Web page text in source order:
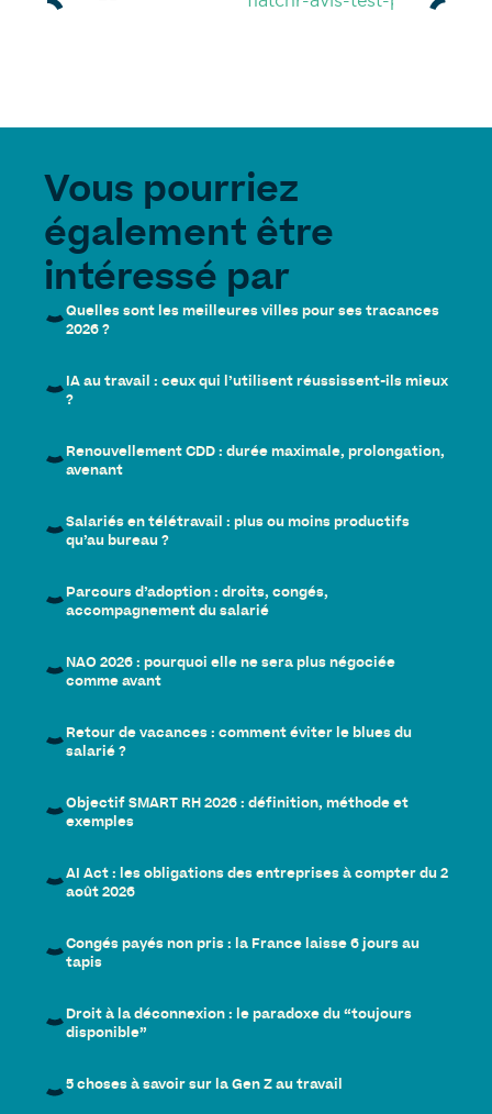
Vous pourriez
également être
intéressé par
Quelles sont les meilleures villes pour ses tracances
2026 ?
IA au travail : ceux qui l’utilisent réussissent-ils mieux
?
Renouvellement CDD : durée maximale, prolongation,
avenant
Salariés en télétravail : plus ou moins productifs
qu’au bureau ?
Parcours d’adoption : droits, congés,
accompagnement du salarié
NAO 2026 : pourquoi elle ne sera plus négociée
comme avant
Retour de vacances : comment éviter le blues du
salarié ?
Objectif SMART RH 2026 : définition, méthode et
exemples
AI Act : les obligations des entreprises à compter du 2
août 2026
Congés payés non pris : la France laisse 6 jours au
tapis
Droit à la déconnexion : le paradoxe du “toujours
disponible”
5 choses à savoir sur la Gen Z au travail